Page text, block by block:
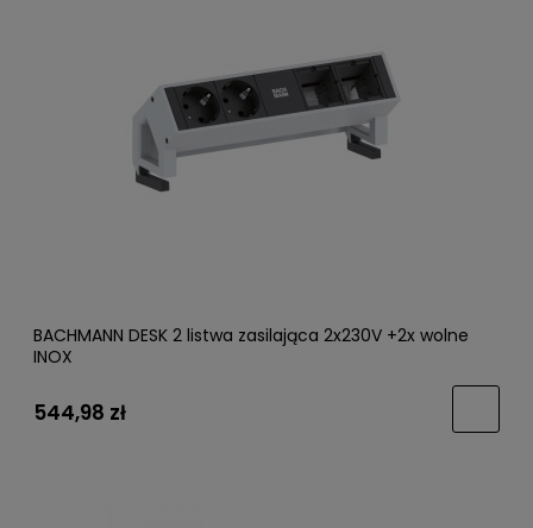
BACHMANN DESK 2 listwa zasilająca 2x230V +2x wolne
INOX
544,98 zł